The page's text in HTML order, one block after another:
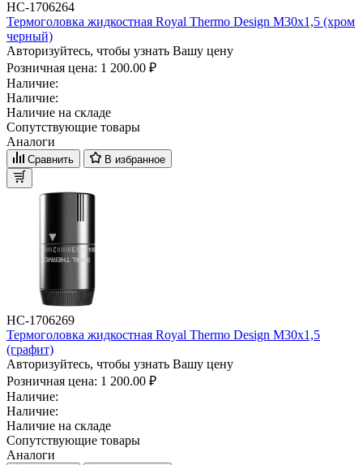
НС-1706264
Термоголовка жидкостная Royal Thermo Design М30х1,5 (хром
черный)
Авторизуйтесь, чтобы узнать Вашу цену
Розничная цена: 1 200.00 ₽
Наличие:
Наличие:
Наличие на складе
Сопутствующие товары
Аналоги
Сравнить В избранное
НС-1706269
Термоголовка жидкостная Royal Thermo Design М30х1,5
(графит)
Авторизуйтесь, чтобы узнать Вашу цену
Розничная цена: 1 200.00 ₽
Наличие:
Наличие:
Наличие на складе
Сопутствующие товары
Аналоги